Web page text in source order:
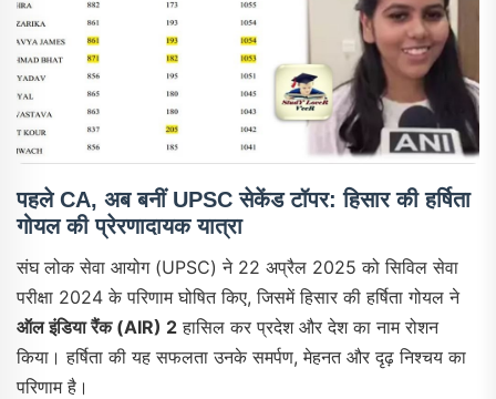
पहले CA, अब बनीं UPSC सेकेंड टॉपर: हिसार की हर्षिता
गोयल की प्रेरणादायक यात्रा
संघ लोक सेवा आयोग (UPSC) ने 22 अप्रैल 2025 को सिविल सेवा
परीक्षा 2024 के परिणाम घोषित किए, जिसमें हिसार की हर्षिता गोयल ने
ऑल इंडिया रैंक (AIR) 2 हासिल कर प्रदेश और देश का नाम रोशन
किया। हर्षिता की यह सफलता उनके समर्पण, मेहनत और दृढ़ निश्चय का
परिणाम है।​